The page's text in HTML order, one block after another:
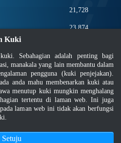
21,728
23,874
Pembinaan
Kuki
Sebahagian adalah penting bagi
manakala yang lain membantu dalam
pengguna (kuki penjejakan).
anda mahu membenarkan kuki atau
menutup kuki mungkin menghalang
tertentu di laman web. Ini juga
laman web ini tidak akan berfungsi
Setuju